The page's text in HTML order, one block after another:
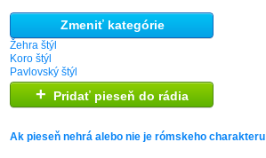
Zmeniť kategórie
Žehra štýl
Koro štýl
Pavlovský štýl
+ Pridať pieseň do rádia
Ak pieseň nehrá alebo nie je rómskeho charakteru